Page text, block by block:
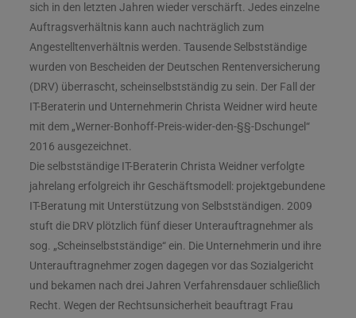
sich in den letzten Jahren wieder verschärft. Jedes einzelne
Auftragsverhältnis kann auch nachträglich zum
Angestelltenverhältnis werden. Tausende Selbstständige
wurden von Bescheiden der Deutschen Rentenversicherung
(DRV) überrascht, scheinselbstständig zu sein. Der Fall der
IT-Beraterin und Unternehmerin Christa Weidner wird heute
mit dem „Werner-Bonhoff-Preis-wider-den-§§-Dschungel“
2016 ausgezeichnet.
Die selbstständige IT-Beraterin Christa Weidner verfolgte
jahrelang erfolgreich ihr Geschäftsmodell: projektgebundene
IT-Beratung mit Unterstützung von Selbstständigen. 2009
stuft die DRV plötzlich fünf dieser Unterauftragnehmer als
sog. „Scheinselbstständige“ ein. Die Unternehmerin und ihre
Unterauftragnehmer zogen dagegen vor das Sozialgericht
und bekamen nach drei Jahren Verfahrensdauer schließlich
Recht. Wegen der Rechtsunsicherheit beauftragt Frau